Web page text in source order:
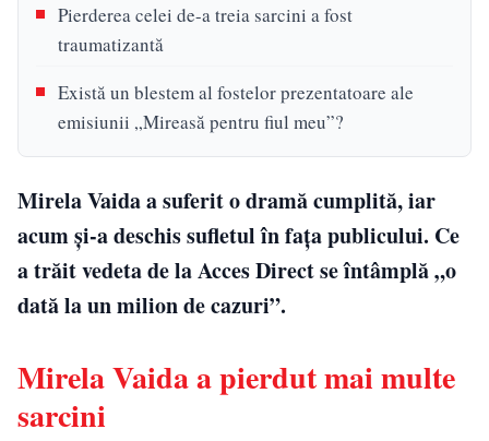
Pierderea celei de-a treia sarcini a fost
traumatizantă
Există un blestem al fostelor prezentatoare ale
emisiunii „Mireasă pentru fiul meu”?
Mirela Vaida a suferit o dramă cumplită, iar
acum și-a deschis sufletul în fața publicului. Ce
a trăit vedeta de la Acces Direct se întâmplă „o
dată la un milion de cazuri”.
Mirela Vaida a pierdut mai multe
sarcini